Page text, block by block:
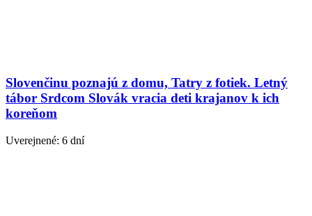
Slovenčinu poznajú z domu, Tatry z fotiek. Letný
tábor Srdcom Slovák vracia deti krajanov k ich
koreňom
Uverejnené: 6 dní